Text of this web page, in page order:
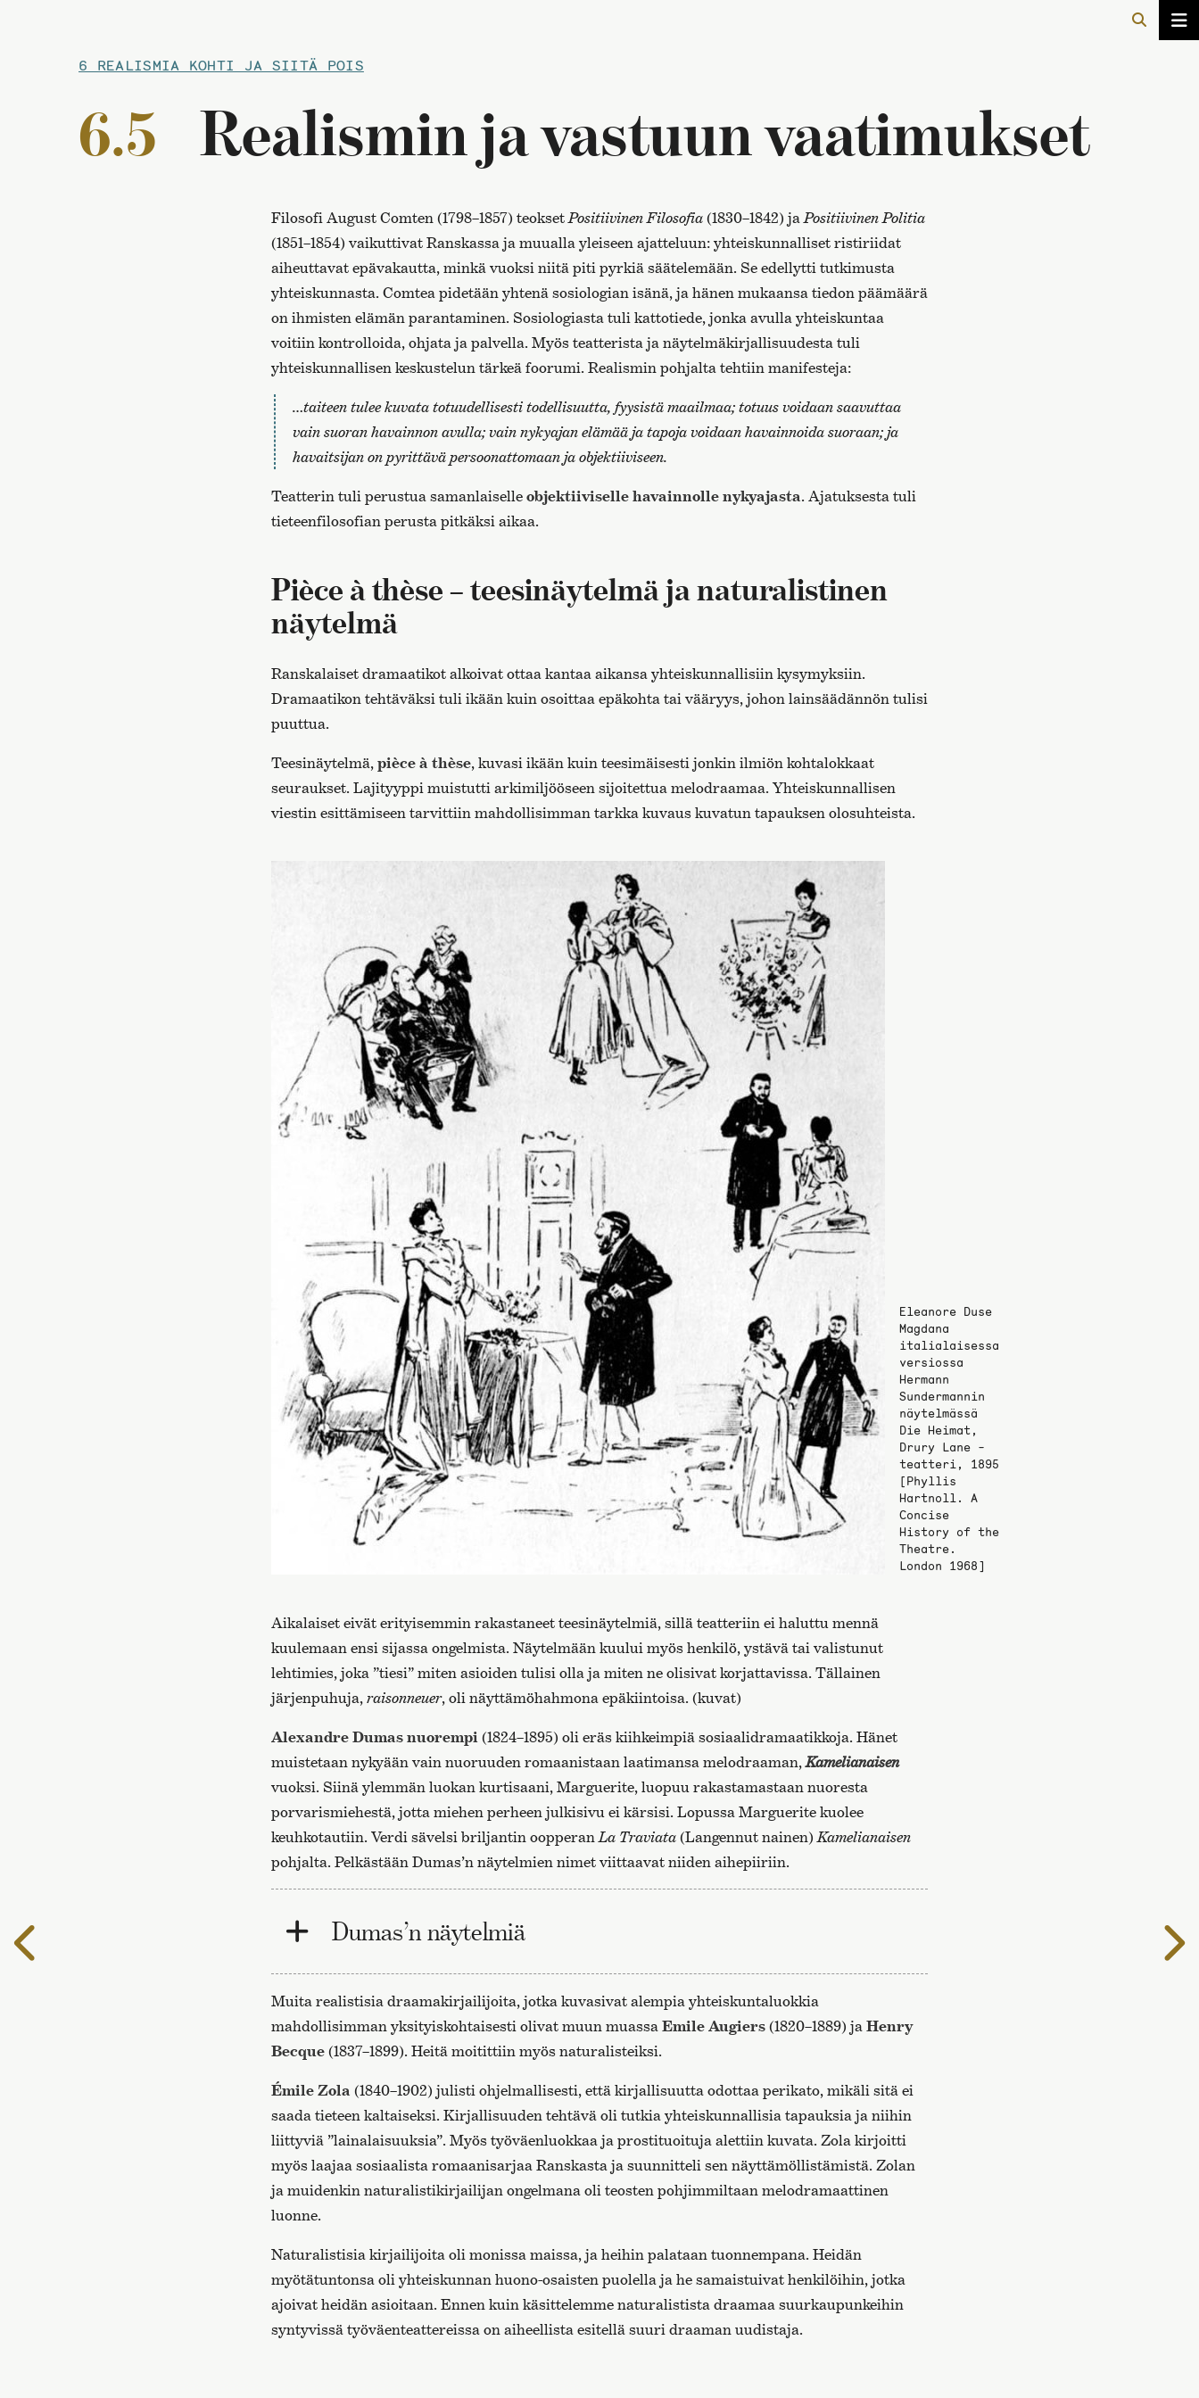
6 REALISMIA KOHTI JA SIITÄ POIS
6.5 Realismin ja vastuun vaatimukset
Filosofi August Comten (1798–1857) teoksetPositiivinen Filosofia (1830–1842) jaPositiivinen Politia
(1851–1854) vaikuttivat Ranskassa ja muualla yleiseen ajatteluun: yhteiskunnalliset ristiriidat
aiheuttavat epävakautta, minkä vuoksi niitä piti pyrkiä säätelemään. Se edellytti tutkimusta
yhteiskunnasta. Comtea pidetään yhtenä sosiologian isänä, ja hänen mukaansa tiedon päämäärä
on ihmisten elämän parantaminen. Sosiologiasta tuli kattotiede, jonka avulla yhteiskuntaa
voitiin kontrolloida, ohjata ja palvella. Myös teatterista ja näytelmäkirjallisuudesta tuli
yhteiskunnallisen keskustelun tärkeä foorumi. Realismin pohjalta tehtiin manifesteja:
…taiteen tulee kuvata totuudellisesti todellisuutta, fyysistä maailmaa; totuus voidaan saavuttaa
vain suoran havainnon avulla; vain nykyajan elämää ja tapoja voidaan havainnoida suoraan; ja
havaitsijan on pyrittävä persoonattomaan ja objektiiviseen.
Teatterin tuli perustua samanlaiselle objektiiviselle havainnolle nykyajasta. Ajatuksesta tuli
tieteenfilosofian perusta pitkäksi aikaa.
Pièce à thèse – teesinäytelmä ja naturalistinen
näytelmä
Ranskalaiset dramaatikot alkoivat ottaa kantaa aikansa yhteiskunnallisiin kysymyksiin.
Dramaatikon tehtäväksi tuli ikään kuin osoittaa epäkohta tai vääryys, johon lainsäädännön tulisi
puuttua.
Teesinäytelmä, pièce à thèse, kuvasi ikään kuin teesimäisesti jonkin ilmiön kohtalokkaat
seuraukset. Lajityyppi muistutti arkimiljööseen sijoitettua melodraamaa. Yhteiskunnallisen
viestin esittämiseen tarvittiin mahdollisimman tarkka kuvaus kuvatun tapauksen olosuhteista.
Eleanore Duse
Magdana
italialaisessa
versiossa
Hermann
Sundermannin
näytelmässä
Die Heimat,
Drury Lane -
teatteri, 1895
[Phyllis
Hartnoll. A
Concise
History of the
Theatre.
London 1968]
Aikalaiset eivät erityisemmin rakastaneet teesinäytelmiä, sillä teatteriin ei haluttu mennä
kuulemaan ensi sijassa ongelmista. Näytelmään kuului myös henkilö, ystävä tai valistunut
lehtimies, joka ”tiesi” miten asioiden tulisi olla ja miten ne olisivat korjattavissa. Tällainen
järjenpuhuja, raisonneuer, oli näyttämöhahmona epäkiintoisa. (kuvat)
Alexandre Dumas nuorempi (1824–1895) oli eräs kiihkeimpiä sosiaalidramaatikkoja. Hänet
muistetaan nykyään vain nuoruuden romaanistaan laatimansa melodraaman,Kamelianaisen
vuoksi. Siinä ylemmän luokan kurtisaani, Marguerite, luopuu rakastamastaan nuoresta
porvarismiehestä, jotta miehen perheen julkisivu ei kärsisi. Lopussa Marguerite kuolee
keuhkotautiin. Verdi sävelsi briljantin oopperanLa Traviata (Langennut nainen)Kamelianaisen
pohjalta. Pelkästään Dumas’n näytelmien nimet viittaavat niiden aihepiiriin.
Dumas’n näytelmiä
Muita realistisia draamakirjailijoita, jotka kuvasivat alempia yhteiskuntaluokkia
mahdollisimman yksityiskohtaisesti olivat muun muassa Emile Augiers (1820–1889) ja Henry
Becque (1837–1899). Heitä moitittiin myös naturalisteiksi.
Émile Zola (1840–1902) julisti ohjelmallisesti, että kirjallisuutta odottaa perikato, mikäli sitä ei
saada tieteen kaltaiseksi. Kirjallisuuden tehtävä oli tutkia yhteiskunnallisia tapauksia ja niihin
liittyviä ”lainalaisuuksia”. Myös työväenluokkaa ja prostituoituja alettiin kuvata. Zola kirjoitti
myös laajaa sosiaalista romaanisarjaa Ranskasta ja suunnitteli sen näyttämöllistämistä. Zolan
ja muidenkin naturalistikirjailijan ongelmana oli teosten pohjimmiltaan melodramaattinen
luonne.
Naturalistisia kirjailijoita oli monissa maissa, ja heihin palataan tuonnempana. Heidän
myötätuntonsa oli yhteiskunnan huono-osaisten puolella ja he samaistuivat henkilöihin, jotka
ajoivat heidän asioitaan. Ennen kuin käsittelemme naturalistista draamaa suurkaupunkeihin
syntyvissä työväenteattereissa on aiheellista esitellä suuri draaman uudistaja.